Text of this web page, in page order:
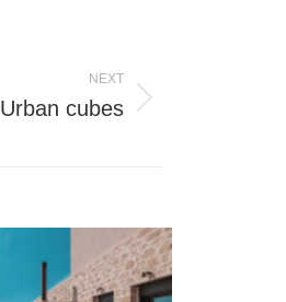
NEXT
Urban cubes